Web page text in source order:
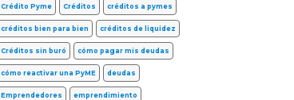
Crédito Pyme Créditos créditos a pymes
créditos bien para bien créditos de liquidez
Créditos sin buró cómo pagar mis deudas
cómo reactivar una PyME deudas
Emprendedores emprendimiento